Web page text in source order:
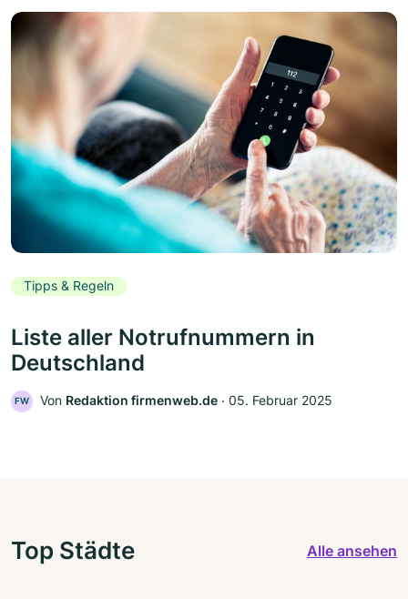
Tipps & Regeln
Liste aller Notrufnummern in
Deutschland
FW Von Redaktion firmenweb.de ‧ 05. Februar 2025
Top Städte Alle ansehen